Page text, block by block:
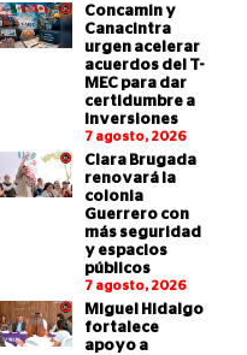
Concamin y
Canacintra
urgen acelerar
acuerdos del T-
MEC para dar
certidumbre a
inversiones
7 agosto, 2026
Clara Brugada
renovará la
colonia
Guerrero con
más seguridad
y espacios
públicos
7 agosto, 2026
Miguel Hidalgo
fortalece
apoyo a